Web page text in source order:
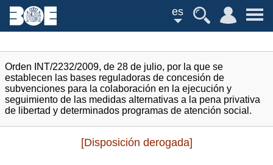
es
Orden INT/2232/2009, de 28 de julio, por la que se
establecen las bases reguladoras de concesión de
subvenciones para la colaboración en la ejecución y
seguimiento de las medidas alternativas a la pena privativa
de libertad y determinados programas de atención social.
[Disposición derogada]